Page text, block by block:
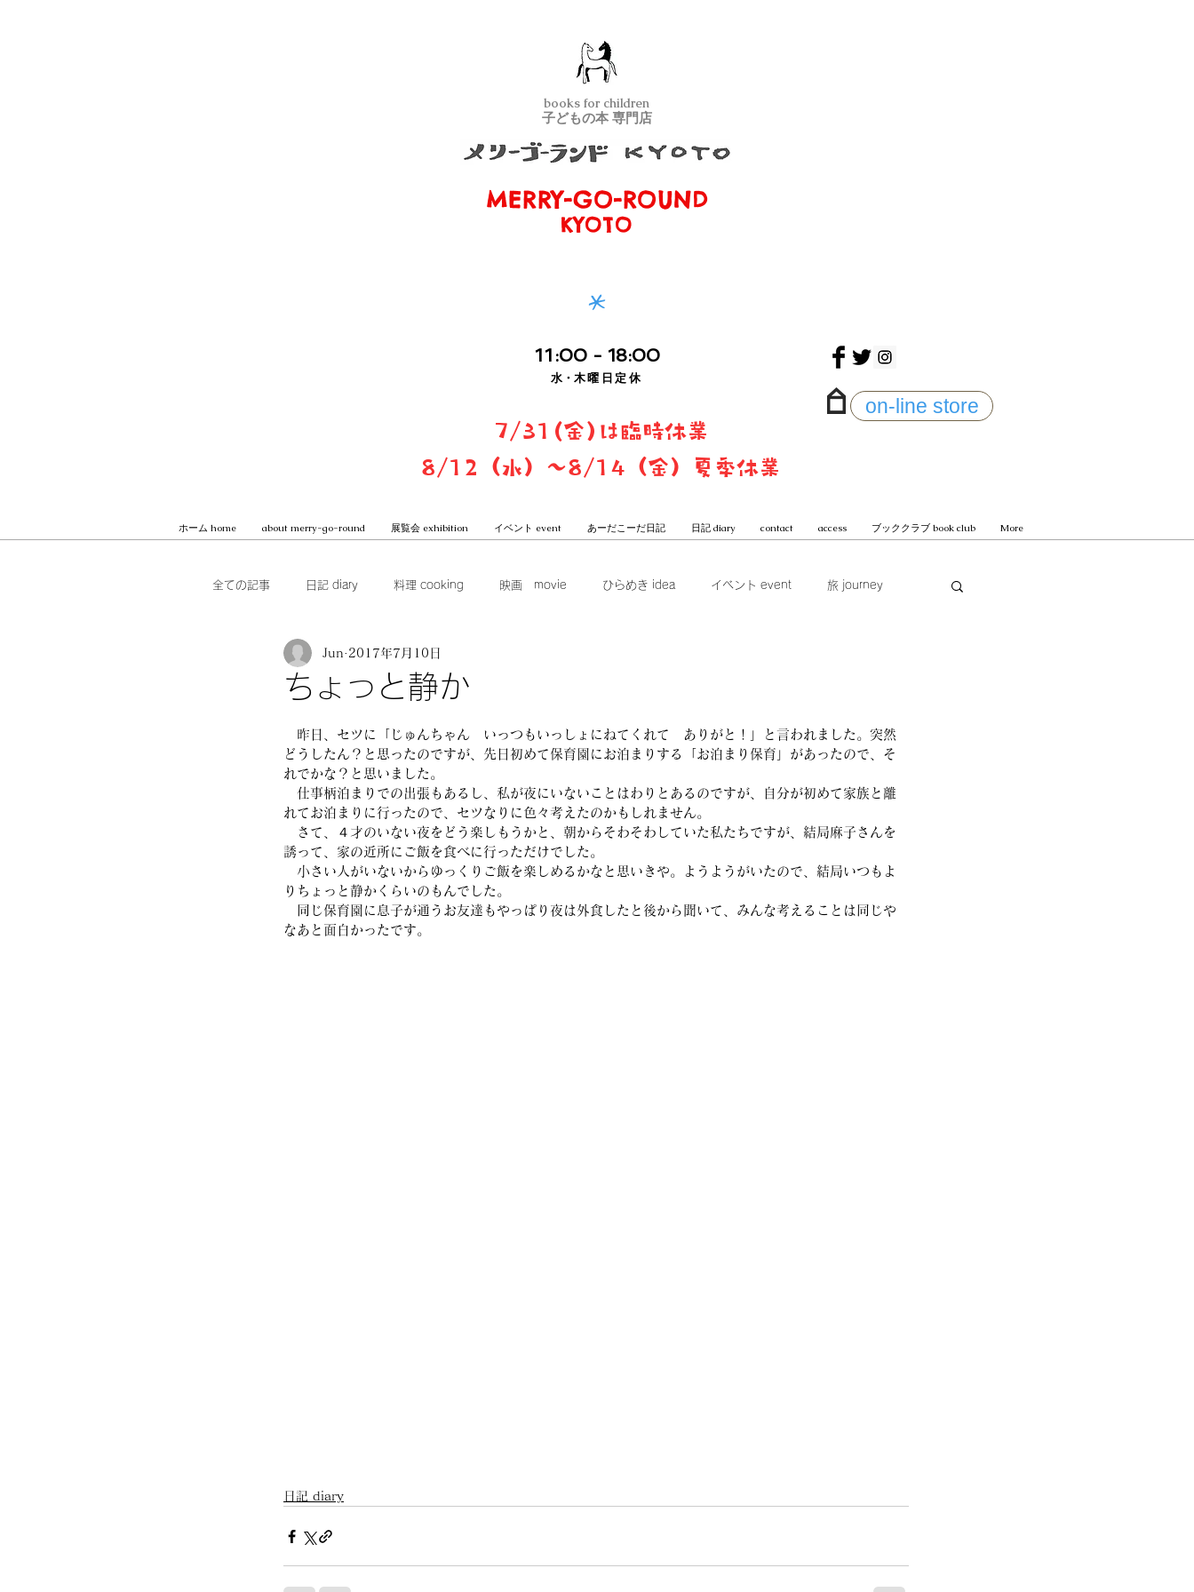
子どもの本 専門店
books for children
メリーゴーランド京都
MERRY-GO-ROUND
KYOTO
*
11 :00 - 18:00
水・ 木曜日定休
on-line store
7/31(金)は臨時休業
8/12（水）〜8/14（金）夏季休業
ホーム home about merry-go-round 展覧会 exhibition イベント event あーだこーだ日記 日記 diary contact access ブッククラブ book club More
全ての記事 日記 diary 料理 cooking 映画 movie ひらめき idea イベント event 旅 journey
本 books ブッククラブ book club
MilK JAPON, archive 一子と潤のあーだこーだ日記
ちょっと静か
Jun 2017年7月10日
昨日、セツに「じゅんちゃん　いっつもいっしょにねてくれて　ありがと！」と言われました。突然
どうしたん？と思ったのですが、先日初めて保育園にお泊まりする「お泊まり保育」があったので、そ
れでかな？と思いました。
仕事柄泊まりでの出張もあるし、私が夜にいないことはわりとあるのですが、自分が初めて家族と離
れてお泊まりに行ったので、セツなりに色々考えたのかもしれません。
さて、４才のいない夜をどう楽しもうかと、朝からそわそわしていた私たちですが、結局麻子さんを
誘って、家の近所にご飯を食べに行っただけでした。
小さい人がいないからゆっくりご飯を楽しめるかなと思いきや。ようようがいたので、結局いつもよ
りちょっと静かくらいのもんでした。
同じ保育園に息子が通うお友達もやっぱり夜は外食したと後から聞いて、みんな考えることは同じや
なあと面白かったです。
日記 diary